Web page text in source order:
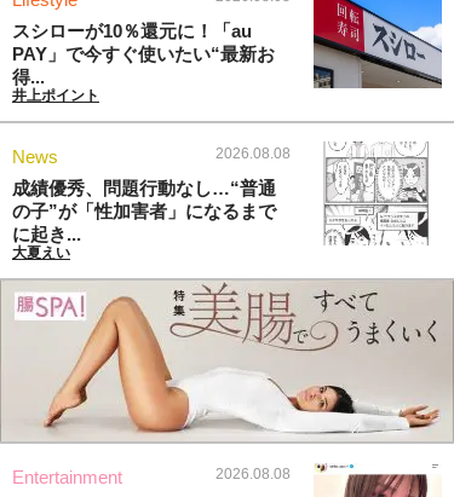
スシローが10％還元に！「au
PAY」で今すぐ使いたい“最新お
得...
井上ポイント
News 2026.08.08
成績優秀、問題行動なし…“普通
の子”が「性加害者」になるまで
に起き...
大夏えい
Entertainment 2026.08.08